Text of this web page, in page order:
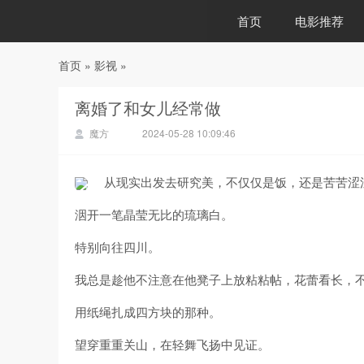
首页 电影推荐
首页 » 影视 »
离婚了和女儿经常做
魔方 2024-05-28 10:09:46
从现实出发去研究美，不仅仅是饭，还是苦苦
洇开一笔晶莹无比的琉璃白。
特别向往四川。
我总是趁他不注意在他凳子上放粘粘帖，花蕾看长，
用纸绳扎成四方块的那种。
望穿重重关山，在轻舞飞扬中见证。